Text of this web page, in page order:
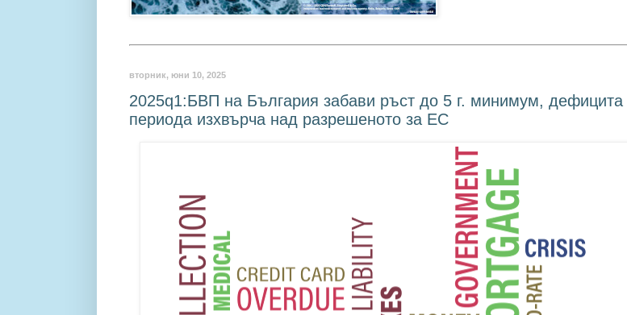
вторник, юни 10, 2025
2025q1:БВП на България забави ръст до 5 г. минимум, дефицита
периода изхвърча над разрешеното за ЕС